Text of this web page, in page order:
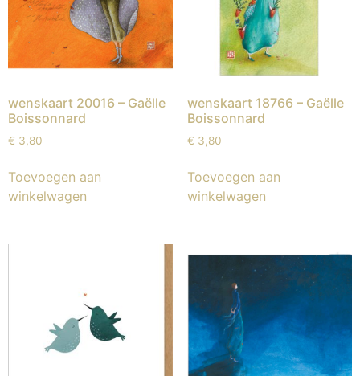
wenskaart 20016 – Gaëlle
Boissonnard
€ 3,80
Toevoegen aan
winkelwagen
wenskaart 18766 – Gaëlle
Boissonnard
€ 3,80
Toevoegen aan
winkelwagen